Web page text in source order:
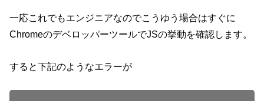
一応これでもエンジニアなのでこうゆう場合はすぐに
ChromeのデベロッパーツールでJSの挙動を確認します。
すると下記のようなエラーが